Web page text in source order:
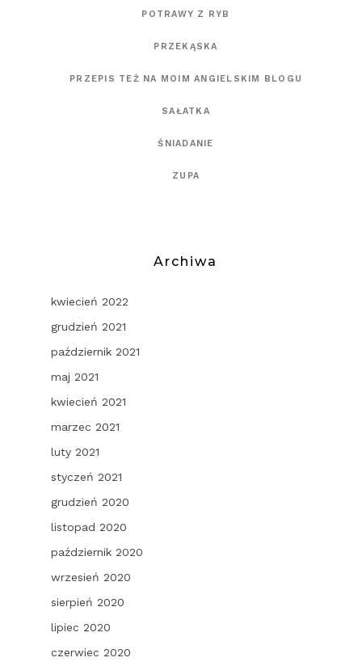
POTRAWY Z RYB
PRZEKĄSKA
PRZEPIS TEŻ NA MOIM ANGIELSKIM BLOGU
SAŁATKA
ŚNIADANIE
ZUPA
Archiwa
kwiecień 2022
grudzień 2021
październik 2021
maj 2021
kwiecień 2021
marzec 2021
luty 2021
styczeń 2021
grudzień 2020
listopad 2020
październik 2020
wrzesień 2020
sierpień 2020
lipiec 2020
czerwiec 2020